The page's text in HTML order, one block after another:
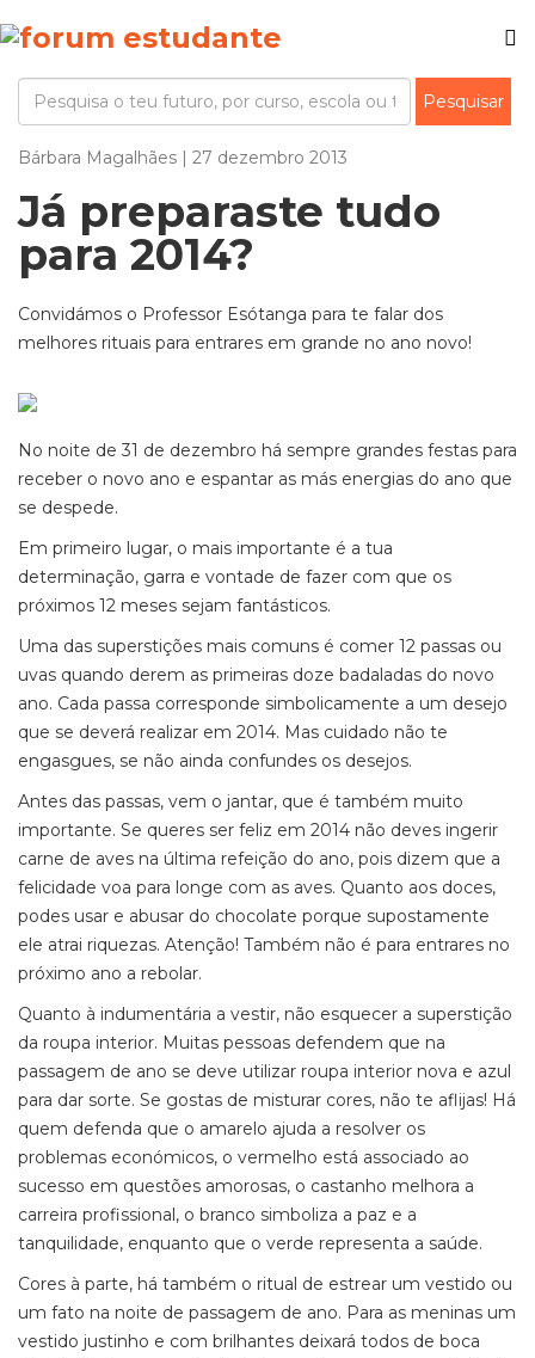
Bárbara Magalhães | 27 dezembro 2013
Já preparaste tudo
para 2014?
Convidámos o Professor Esótanga para te falar dos
melhores rituais para entrares em grande no ano novo!
No noite de 31 de dezembro há sempre grandes festas para
receber o novo ano e espantar as más energias do ano que
se despede.
Em primeiro lugar, o mais importante é a tua
determinação, garra e vontade de fazer com que os
próximos 12 meses sejam fantásticos.
Uma das superstições mais comuns é comer 12 passas ou
uvas quando derem as primeiras doze badaladas do novo
ano. Cada passa corresponde simbolicamente a um desejo
que se deverá realizar em 2014. Mas cuidado não te
engasgues, se não ainda confundes os desejos.
Antes das passas, vem o jantar, que é também muito
importante. Se queres ser feliz em 2014 não deves ingerir
carne de aves na última refeição do ano, pois dizem que a
felicidade voa para longe com as aves. Quanto aos doces,
podes usar e abusar do chocolate porque supostamente
ele atrai riquezas. Atenção! Também não é para entrares no
próximo ano a rebolar.
Quanto à indumentária a vestir, não esquecer a superstição
da roupa interior. Muitas pessoas defendem que na
passagem de ano se deve utilizar roupa interior nova e azul
para dar sorte. Se gostas de misturar cores, não te aflijas! Há
quem defenda que o amarelo ajuda a resolver os
problemas económicos, o vermelho está associado ao
sucesso em questões amorosas, o castanho melhora a
carreira profissional, o branco simboliza a paz e a
tanquilidade, enquanto que o verde representa a saúde.
Cores à parte, há também o ritual de estrear um vestido ou
um fato na noite de passagem de ano. Para as meninas um
vestido justinho e com brilhantes deixará todos de boca